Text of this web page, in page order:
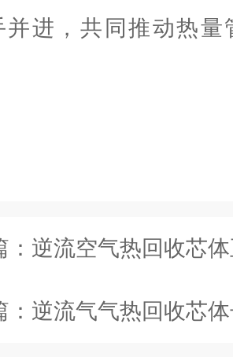
并进，共同推动热
： 逆流空气热回收芯
逆流气气热回收芯